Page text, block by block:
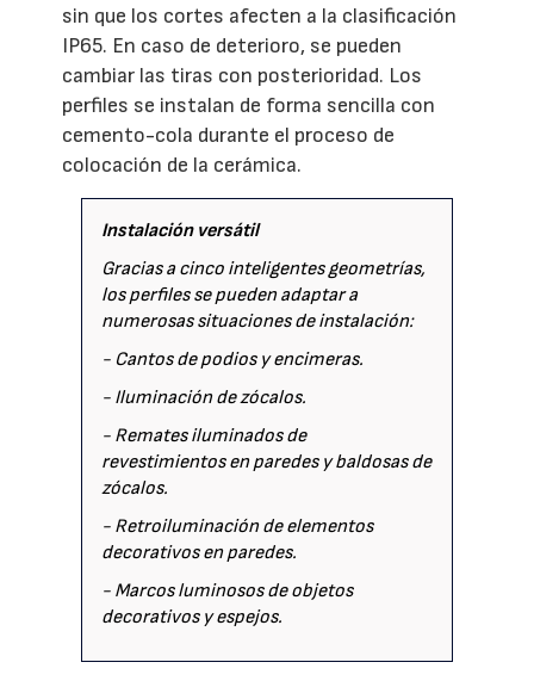
sin que los cortes afecten a la clasificación
IP65. En caso de deterioro, se pueden
cambiar las tiras con posterioridad. Los
perfiles se instalan de forma sencilla con
cemento-cola durante el proceso de
colocación de la cerámica.
Instalación versátil
Gracias a cinco inteligentes geometrías,
los perfiles se pueden adaptar a
numerosas situaciones de instalación:
- Cantos de podios y encimeras.
- Iluminación de zócalos.
- Remates iluminados de
revestimientos en paredes y baldosas de
zócalos.
- Retroiluminación de elementos
decorativos en paredes.
- Marcos luminosos de objetos
decorativos y espejos.